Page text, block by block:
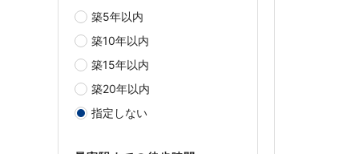
築5年以内
築10年以内
築15年以内
築20年以内
指定しない